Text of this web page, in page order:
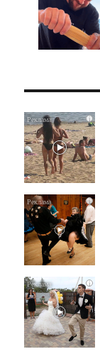
i
i
i